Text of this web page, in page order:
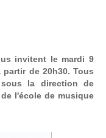
invitent le mardi 9
de 20h30. Tous
la direction de
l'école de musique